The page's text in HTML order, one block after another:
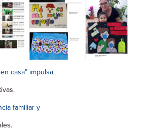
casa” impulsa
familiar y